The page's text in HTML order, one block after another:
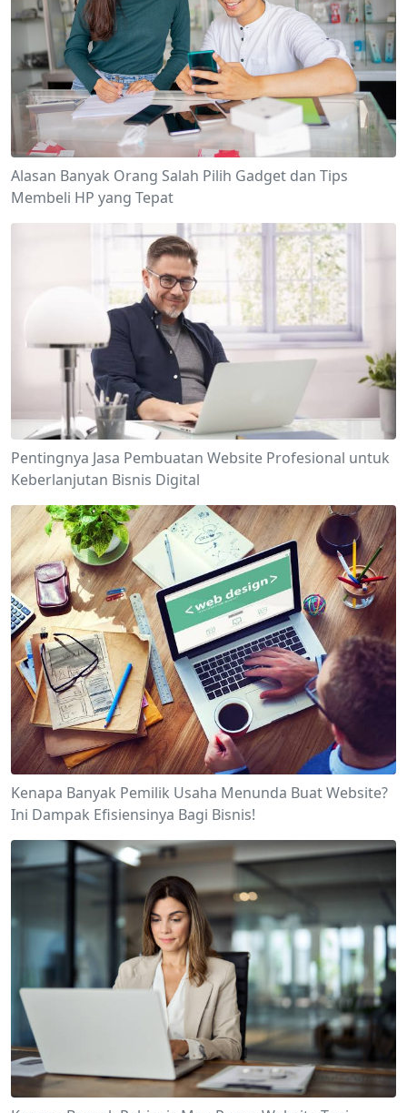
Alasan Banyak Orang Salah Pilih Gadget dan Tips
Membeli HP yang Tepat
Pentingnya Jasa Pembuatan Website Profesional untuk
Keberlanjutan Bisnis Digital
Kenapa Banyak Pemilik Usaha Menunda Buat Website?
Ini Dampak Efisiensinya Bagi Bisnis!